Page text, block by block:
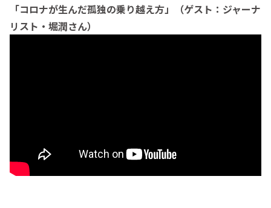
「コロナが生んだ孤独の乗り越え方」（ゲスト：ジャーナ
リスト・堀潤さん）